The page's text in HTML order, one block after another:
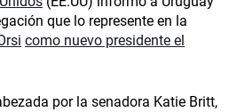
que lo represente en la
como nuevo presidente el
por la senadora Katie Britt,